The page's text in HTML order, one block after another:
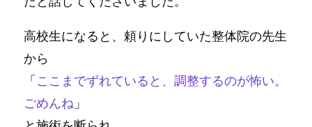
高校生になると、頼りにしていた整体院の先生
から
「 ここまでずれていると、調整するのが怖い。
ごめんね 」